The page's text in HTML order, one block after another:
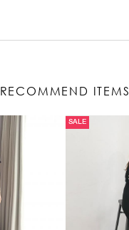
RECOMMEND ITEMS
SALE